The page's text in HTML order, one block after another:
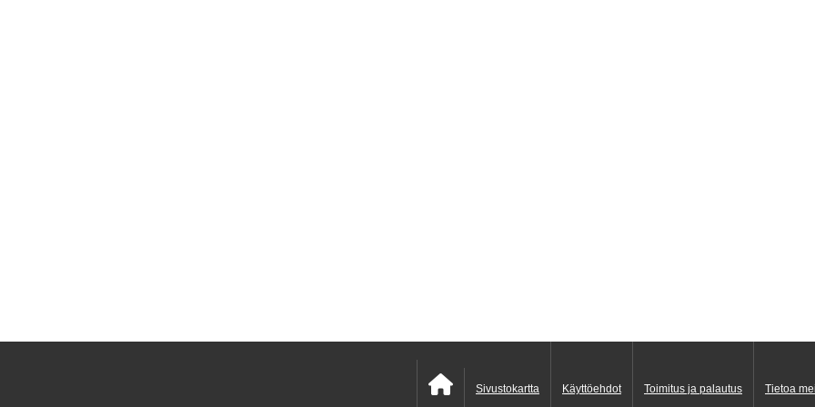
Sivustokartta Käyttöehdot Toimitus ja palautus Tietoa